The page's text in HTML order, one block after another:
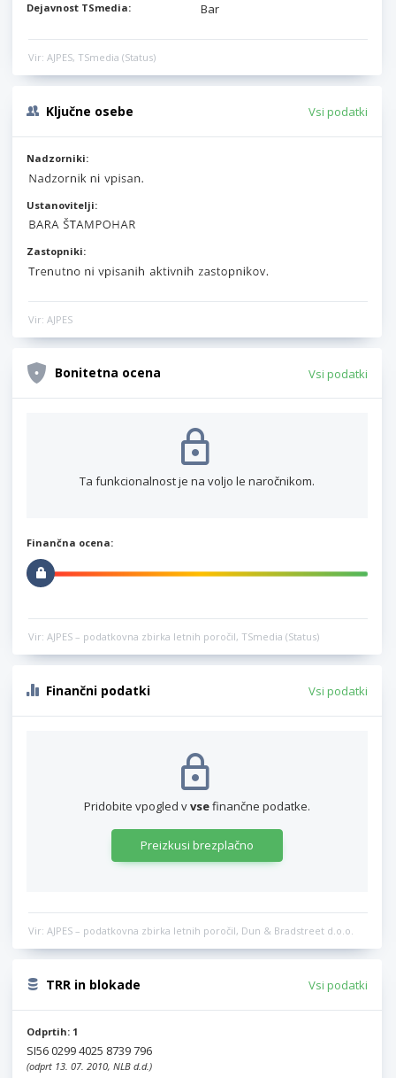
Dejavnost TSmedia: Bar
Vir: AJPES, TSmedia (Status)
Ključne osebe Vsi podatki
Nadzorniki:
Ustanovitelji:
Zastopniki:
Vir: AJPES
Bonitetna ocena Vsi podatki
Ta funkcionalnost je na voljo le naročnikom.
Finančna ocena:
Vir: AJPES – podatkovna zbirka letnih poročil, TSmedia (Status)
Finančni podatki Vsi podatki
Pridobite vpogled vvsefinančne podatke.
Preizkusi brezplačno
Vir: AJPES – podatkovna zbirka letnih poročil, Dun & Bradstreet d.o.o.
TRR in blokade Vsi podatki
Odprtih: 1
SI56 0299 4025 8739 796
(odprt 13. 07. 2010, NLB d.d.)